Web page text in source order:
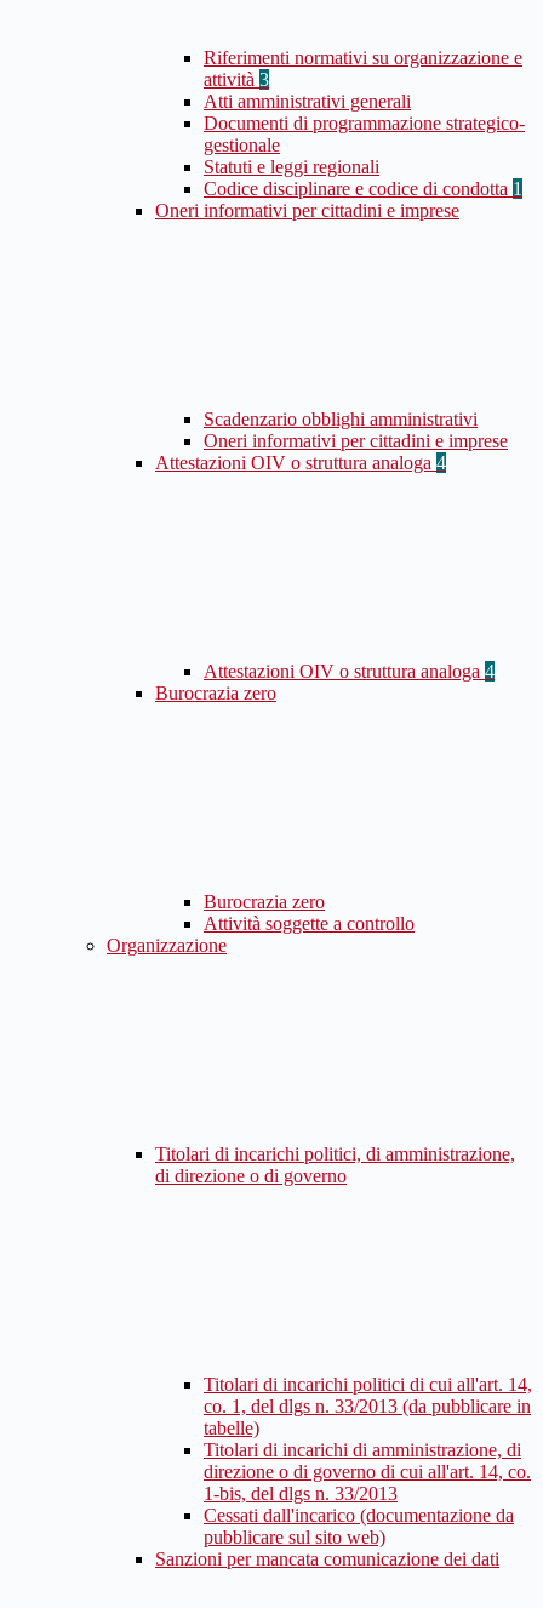
Riferimenti normativi su organizzazione e
attività 3
Atti amministrativi generali
Documenti di programmazione strategico-
gestionale
Statuti e leggi regionali
Codice disciplinare e codice di condotta 1
Oneri informativi per cittadini e imprese
Scadenzario obblighi amministrativi
Oneri informativi per cittadini e imprese
Attestazioni OIV o struttura analoga 4
Attestazioni OIV o struttura analoga 4
Burocrazia zero
Burocrazia zero
Attività soggette a controllo
Organizzazione
Titolari di incarichi politici, di amministrazione,
di direzione o di governo
Titolari di incarichi politici di cui all'art. 14,
co. 1, del dlgs n. 33/2013 (da pubblicare in
tabelle)
Titolari di incarichi di amministrazione, di
direzione o di governo di cui all'art. 14, co.
1-bis, del dlgs n. 33/2013
Cessati dall'incarico (documentazione da
pubblicare sul sito web)
Sanzioni per mancata comunicazione dei dati